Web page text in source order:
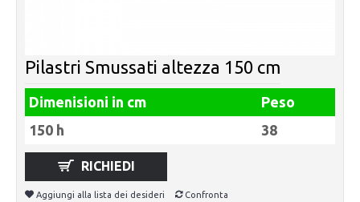
Pilastri Smussati altezza 150 cm
Dimenisioni in cm
Peso
150 h
38
RICHIEDI
Aggiungi alla lista dei desideri Confronta